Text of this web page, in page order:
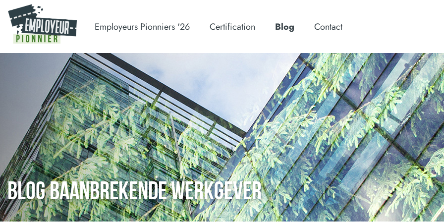
Employeurs Pionniers '26 Certification Blog Contact
BLOG BAANBREKENDE WERKGEVER